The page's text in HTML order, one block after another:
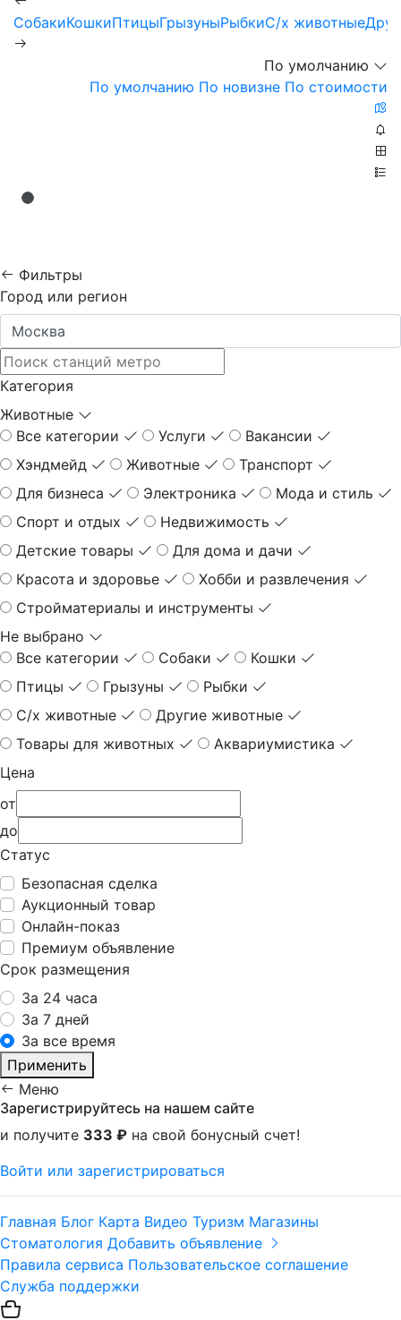
СобакиКошкиПтицыГрызуныРыбкиС/х животные
По умолчанию
По умолчанию По новизне По стоимости
Фильтры
Город или регион
Категория
Животные
Все категории
Услуги
Вакансии
Хэндмейд
Животные
Транспорт
Для бизнеса
Электроника
Мода и стиль
Спорт и отдых
Недвижимость
Детские товары
Для дома и дачи
Красота и здоровье
Хобби и развлечения
Стройматериалы и инструменты
Не выбрано
Все категории
Собаки
Кошки
Птицы
Грызуны
Рыбки
С/х животные
Другие животные
Товары для животных
Аквариумистика
Цена
от
до
Статус
Безопасная сделка
Аукционный товар
Онлайн-показ
Премиум объявление
Срок размещения
За 24 часа
За 7 дней
За все время
Применить
Меню
Зарегистрируйтесь на нашем сайте
и получите 333 ₽ на свой бонусный счет!
Войти или зарегистрироваться
Главная Блог Карта Видео Туризм Магазины
Стоматология Добавить объявление
Правила сервиса Пользовательское соглашение
Служба поддержки